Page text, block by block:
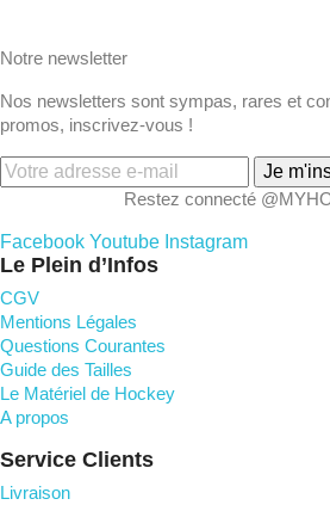
Notre newsletter
Nos newsletters sont sympas, rares et
promos, inscrivez-vous !
Je
Restez connecté
Facebook Youtube Instagram
Le Plein d’Infos
CGV
Mentions Légales
Questions Courantes
Guide des Tailles
Le Matériel de Hockey
A propos
Service Clients
Livraison